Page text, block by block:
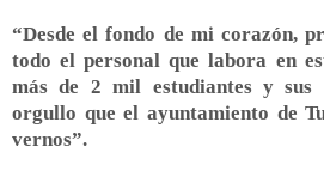
“Desde el fondo de mi corazón,
todo el personal que labora en
más de 2 mil estudiantes y sus
orgullo que el ayuntamiento de
vernos”.